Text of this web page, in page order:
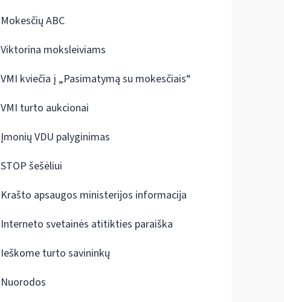
Mokesčių ABC
Viktorina moksleiviams
VMI kviečia į „Pasimatymą su mokesčiais“
VMI turto aukcionai
Įmonių VDU palyginimas
STOP šešėliui
Krašto apsaugos ministerijos informacija
Interneto svetainės atitikties paraiška
Ieškome turto savininkų
Nuorodos